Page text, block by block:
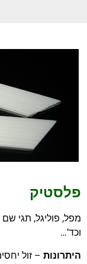
פלסטיק
מפל, פוליגל, תגי
וכד’…
היתרונות – זול